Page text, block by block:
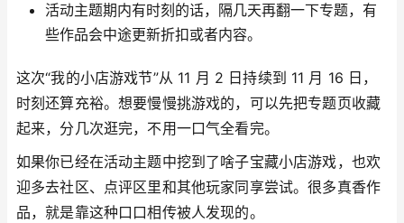
活动主题期内有时刻的话，隔几天再翻一下专题，有
些作品会中途更新折扣或者内容。
这次“我的小店游戏节”从 11 月 2 日持续到 11 月 16 日，
时刻还算充裕。想要慢慢挑游戏的，可以先把专题页收藏
起来，分几次逛完，不用一口气全看完。
如果你已经在活动主题中挖到了啥子宝藏小店游戏，也欢
迎多去社区、点评区里和其他玩家同享尝试。很多真香作
品，就是靠这种口口相传被人发现的。